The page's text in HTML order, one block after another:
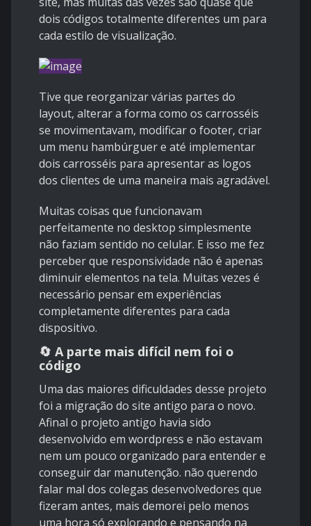
dois códigos totalmente diferentes um para
cada estilo de visualização.
Tive que reorganizar várias partes do
layout, alterar a forma como os carrosséis
se movimentavam, modificar o footer, criar
um menu hambúrguer e até implementar
dois carrosséis para apresentar as logos
dos clientes de uma maneira mais agradável.
Muitas coisas que funcionavam
perfeitamente no desktop simplesmente
não faziam sentido no celular. E isso me fez
perceber que responsividade não é apenas
diminuir elementos na tela. Muitas vezes é
necessário pensar em experiências
completamente diferentes para cada
dispositivo.
🔄 A parte mais difícil nem foi o
código
Uma das maiores dificuldades desse projeto
foi a migração do site antigo para o novo.
Afinal o projeto antigo havia sido
desenvolvido em wordpress e não estavam
nem um pouco organizado para entender e
conseguir dar manutenção. não querendo
falar mal dos colegas desenvolvedores que
fizeram antes, mais demorei pelo menos
uma hora só explorando e pensando na